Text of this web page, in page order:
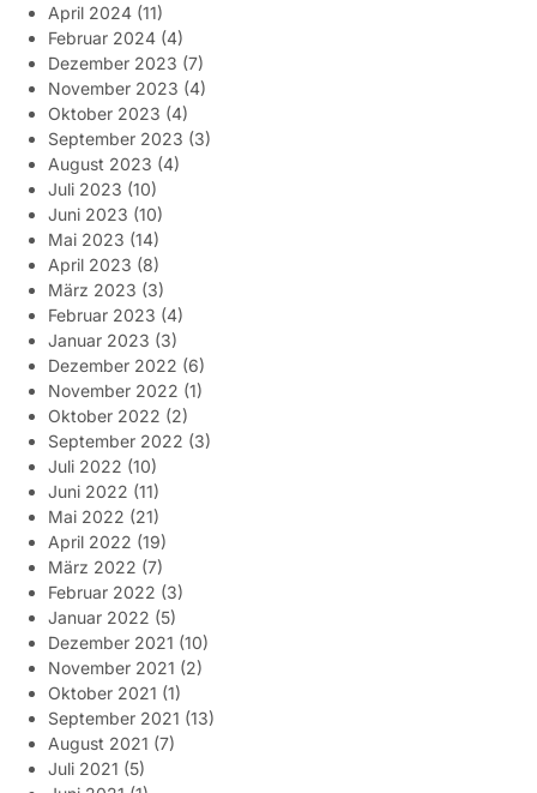
April 2024 (11)
Februar 2024 (4)
Dezember 2023 (7)
November 2023 (4)
Oktober 2023 (4)
September 2023 (3)
August 2023 (4)
Juli 2023 (10)
Juni 2023 (10)
Mai 2023 (14)
April 2023 (8)
März 2023 (3)
Februar 2023 (4)
Januar 2023 (3)
Dezember 2022 (6)
November 2022 (1)
Oktober 2022 (2)
September 2022 (3)
Juli 2022 (10)
Juni 2022 (11)
Mai 2022 (21)
April 2022 (19)
März 2022 (7)
Februar 2022 (3)
Januar 2022 (5)
Dezember 2021 (10)
November 2021 (2)
Oktober 2021 (1)
September 2021 (13)
August 2021 (7)
Juli 2021 (5)